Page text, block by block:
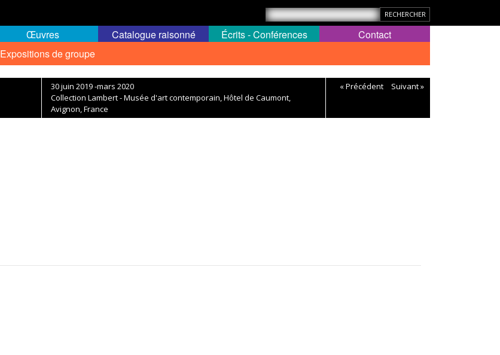
Expositions de groupe
Œuvres Catalogue raisonné Écrits - Conférences Contact
30 juin 2019 -mars 2020
Collection Lambert - Musée d'art contemporain, Hôtel de Caumont,
Avignon, France
« Précédent Suivant »